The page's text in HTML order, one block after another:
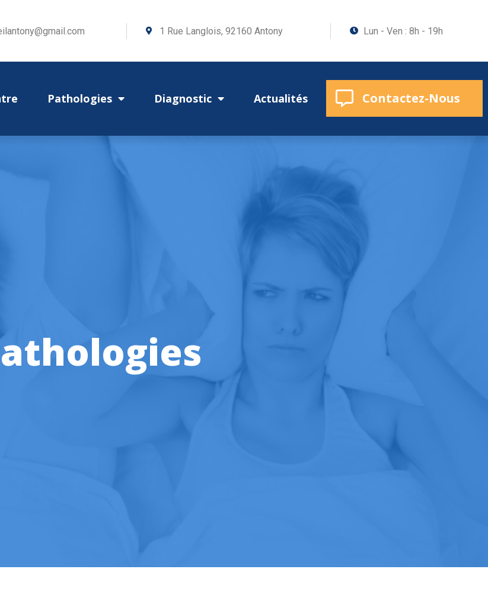
1 Rue Langlois, 92160 Antony Lun - Ven : 8h - 19h
Pathologies Diagnostic Actualités Contactez-Nous